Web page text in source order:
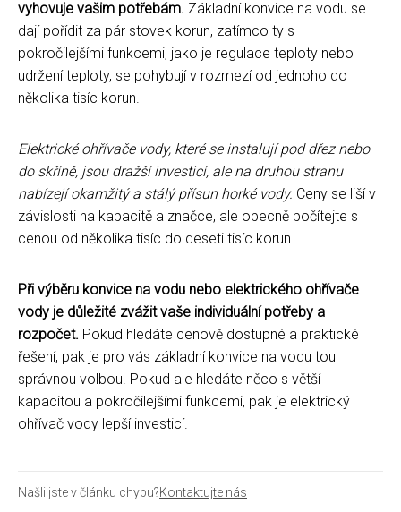
vyhovuje vašim potřebám. Základní konvice na vodu se
dají pořídit za pár stovek korun, zatímco ty s
pokročilejšími funkcemi, jako je regulace teploty nebo
udržení teploty, se pohybují v rozmezí od jednoho do
několika tisíc korun.
Elektrické ohřívače vody, které se instalují pod dřez nebo
do skříně, jsou dražší investicí, ale na druhou stranu
nabízejí okamžitý a stálý přísun horké vody. Ceny se liší v
závislosti na kapacitě a značce, ale obecně počítejte s
cenou od několika tisíc do deseti tisíc korun.
Při výběru konvice na vodu nebo elektrického ohřívače
vody je důležité zvážit vaše individuální potřeby a
rozpočet. Pokud hledáte cenově dostupné a praktické
řešení, pak je pro vás základní konvice na vodu tou
správnou volbou. Pokud ale hledáte něco s větší
kapacitou a pokročilejšími funkcemi, pak je elektrický
ohřívač vody lepší investicí.
Našli jste v článku chybu?Kontaktujte nás